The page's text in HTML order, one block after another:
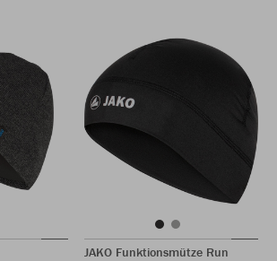
JAKO Funktionsmütze Run